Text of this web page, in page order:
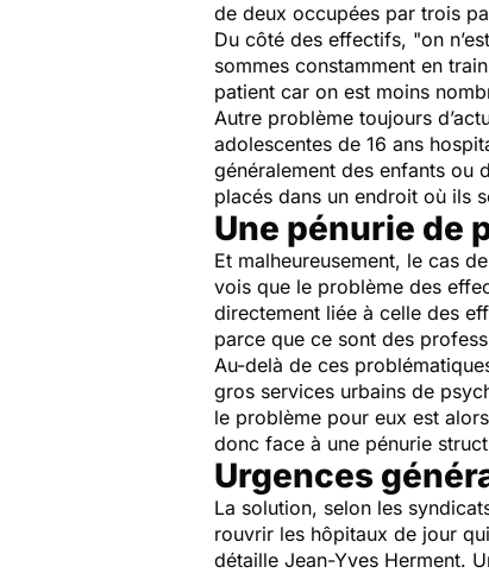
de deux occupées par trois
Du côté des effectifs, "on
sommes constamment en
patient car on est moins
Autre problème toujours
adolescentes de 16 ans
généralement des enfants ou
placés dans un endroit où ils
Une pénurie de
Et malheureusement, le cas
vois que le problème des
directement liée à celle des
parce que ce sont des
Au-delà de ces
gros services urbains de
le problème pour eux est
donc face à une pénurie
Urgences
La solution, selon les
rouvrir les hôpitaux de jour
détaille Jean-Yves Herment.